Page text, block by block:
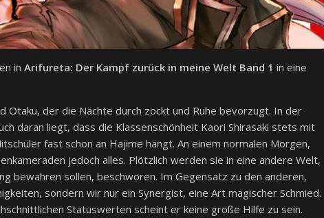
in Arifureta: Der Kampf zurück in meine Welt Band 1 in eine
Otaku, der die Nächte durch zockt und Ruhe bevorzugt. In der
daran liegt, dass die Klassenschönheit Kaori Shirasaki stets mit
fast schon an Hajime hängt. An einem normalen Morgen,
jedoch alles. Plötzlich werden sie in eine andere Welt,
bewahren sollen, beschworen. Im Gegensatz zu den anderen,
sondern wir nur ein Synergist, eine Art magischer Schmied.
Statuswerten scheint er keine große Hilfe zu sein.